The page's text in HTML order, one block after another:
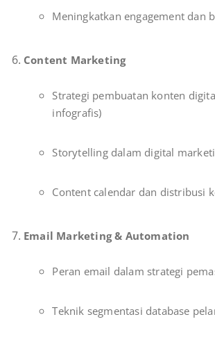
Meningkatkan engagement dan
Content Marketing
Strategi pembuatan konten
infografis)
Storytelling dalam digital
Content calendar dan distribusi
Email Marketing & Automation
Peran email dalam strategi
Teknik segmentasi database